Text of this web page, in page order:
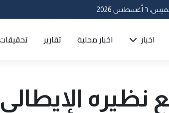
٦ أغسطس 2026
اخبار اخبار محلية تقارير
الإيطالي